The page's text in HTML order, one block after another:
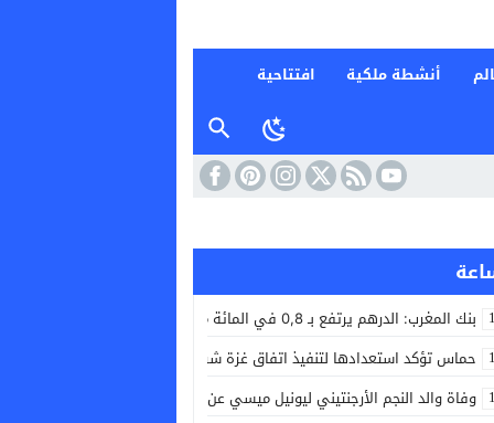
أنشطة ملكية افتتاحية
بنك المغرب: الدرهم يرتفع بـ 0,8 في المائة مقابل الدولار ما بين 30 يوليوز و5 غشت
حماس تؤكد استعدادها لتنفيذ اتفاق غزة شرط التزام إسرائيل به
وفاة والد النجم الأرجنتيني ليونيل ميسي عن سن 68 عاما